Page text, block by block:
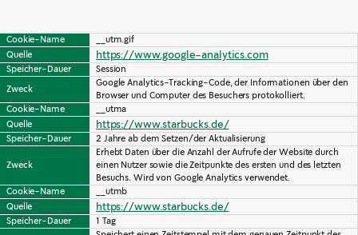
Cookie-Name
__utm.gif
Quelle
https://www.google-analytics.com
Speicher-Dauer
Session
Zweck
Google Analytics-Tracking-Code, der Informationen über den
Browser und Computer des Besuchers protokolliert.
Cookie-Name
__utma
Quelle
https://www.starbucks.de/
Speicher-Dauer 2 Jahre ab dem Setzen/der Aktualisierung
Zweck
Erhebt Daten über die Anzahl der Aufrufe der Website durch
einen Nutzer sowie die Zeitpunkte des ersten und des letzten
Besuchs. Wird von Google Analytics verwendet.
Cookie-Name
__utmb
Quelle
https://www.starbucks.de/
Speicher-Dauer
1 Tag